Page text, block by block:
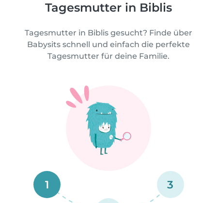
Tagesmutter in Biblis
Tagesmutter in Biblis gesucht? Finde über
Babysits schnell und einfach die perfekte
Tagesmutter für deine Familie.
1 3